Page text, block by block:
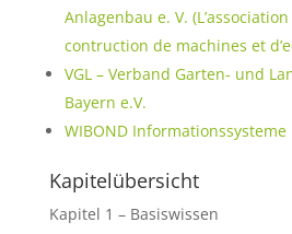
Anlagenbau e. V.
contruction de machines et
VGL – Verband Garten- und
Bayern e.V.
WIBOND Informationssysteme
Kapitelübersicht
Kapitel 1 – Basiswissen